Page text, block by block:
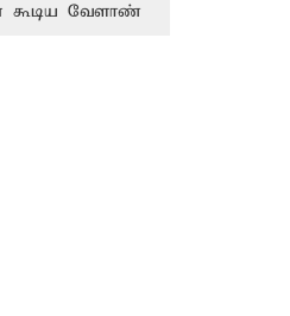
பட்ஜெட்: முதல்-அமைச்சர்